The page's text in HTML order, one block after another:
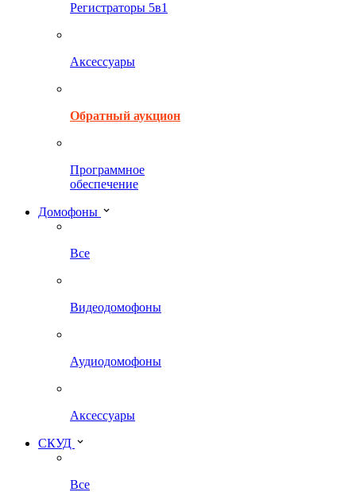
Регистраторы 5в1
Аксессуары
Обратный аукцион
Программное
обеспечение
Домофоны
Все
Видеодомофоны
Аудиодомофоны
Аксессуары
СКУД
Все